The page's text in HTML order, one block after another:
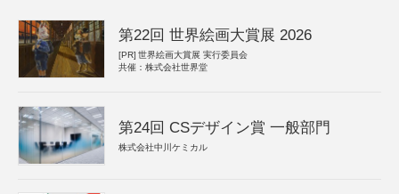
第22回 世界絵画大賞展 2026
[PR] 世界絵画大賞展 実行委員会
共催：株式会社世界堂
第24回 CSデザイン賞 一般部門
株式会社中川ケミカル